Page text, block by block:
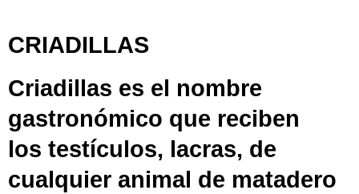
CRIADILLAS
Criadillas es el nombre
gastronómico que reciben
los testículos, lacras, de
cualquier animal de matadero